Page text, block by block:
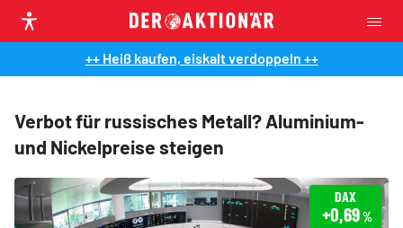
++ Heiß kaufen, eiskalt verdoppeln ++
Verbot für russisches Metall? Aluminium-
und Nickelpreise steigen
DAX
+0,69%